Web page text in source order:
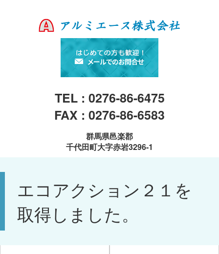
TEL : 0276-86-6475
FAX : 0276-86-6583
群馬県邑楽郡
千代田町大字赤岩3296-1
エコアクション２１を
取得しました。